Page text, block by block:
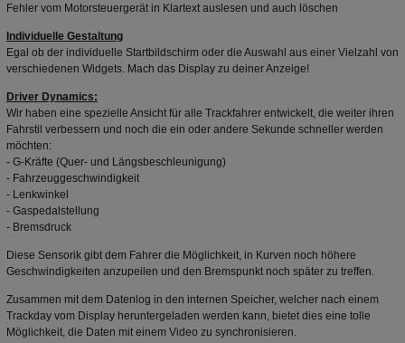
Fehler vom Motorsteuergerät in Klartext auslesen und auch löschen
Individuelle Gestaltung
Egal ob der individuelle Startbildschirm oder die Auswahl aus einer Vielzahl von
verschiedenen Widgets. Mach das Display zu deiner Anzeige!
Driver Dynamics:
Wir haben eine spezielle Ansicht für alle Trackfahrer entwickelt, die weiter ihren
Fahrstil verbessern und noch die ein oder andere Sekunde schneller werden
möchten:
- G-Kräfte (Quer- und Längsbeschleunigung)
- Fahrzeuggeschwindigkeit
- Lenkwinkel
- Gaspedalstellung
- Bremsdruck
Diese Sensorik gibt dem Fahrer die Möglichkeit, in Kurven noch höhere
Geschwindigkeiten anzupeilen und den Bremspunkt noch später zu treffen.
Zusammen mit dem Datenlog in den internen Speicher, welcher nach einem
Trackday vom Display heruntergeladen werden kann, bietet dies eine tolle
Möglichkeit, die Daten mit einem Video zu synchronisieren.